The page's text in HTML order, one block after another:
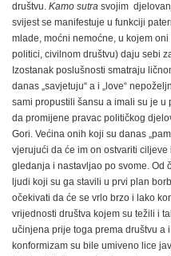
društvu. Kamo sutra svojim
svijest se manifestuje u funkciji
mlade, moćni nemoćne, u kojem
politici, civilnom društvu) daju sebi
Izostanak poslušnosti smatraju
danas „savjetuju“ a i „love“
sami propustili šansu a imali su je
da promijene pravac političkog
Gori. Većina onih koji su danas
vjerujući da će im on ostvariti
gledanja i nastavljao po svome. Od
ljudi koji su ga stavili u prvi plan
očekivati da će se vrlo brzo i lako
vrijednosti društva kojem su težili i
učinjena prije toga prema društvu a
konformizam su bile umiveno lice